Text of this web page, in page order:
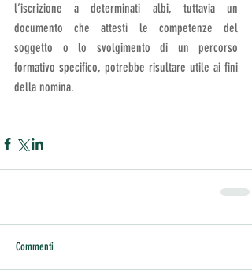
l’iscrizione a determinati albi, tuttavia un
documento che attesti le competenze del
soggetto o lo svolgimento di un percorso
formativo specifico, potrebbe risultare utile ai fini
della nomina.
Commenti